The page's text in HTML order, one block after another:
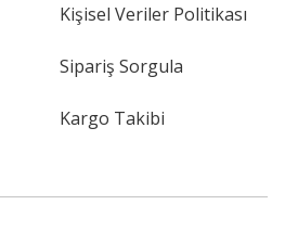
Kişisel Veriler Politikası
Sipariş Sorgula
Kargo Takibi